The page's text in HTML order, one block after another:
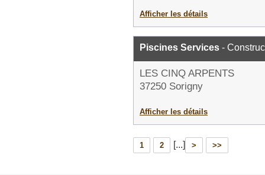
Afficher les détails
Piscines Services -
LES CINQ ARPENTS
37250 Sorigny
Afficher les détails
1 2 [...] > >>